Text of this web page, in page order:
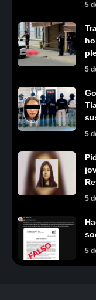
5
5
5
5
5